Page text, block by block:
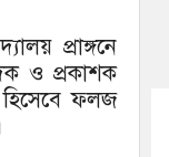
প্রাঙ্গনে
ও প্রকাশক
হিসেবে ফলজ